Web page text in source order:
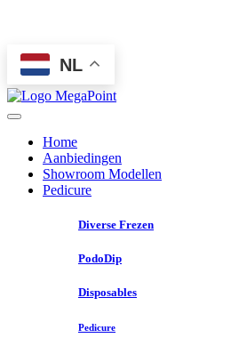
NL
Home
Aanbiedingen
Showroom Modellen
Pedicure
Diverse Frezen
PodoDip
Disposables
Pedicure